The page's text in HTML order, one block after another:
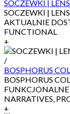
SOCZEWKI |
SOCZEWKI |
AKTUALNIE
FUNCTIONAL
+
/
BOSPHORUS
BOSPHORUS
NARRATIVES,
+